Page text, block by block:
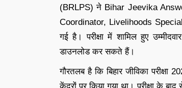
(BRLPS) ने Bihar Jeevika
Coordinator, Livelihoods
गई है। परीक्षा में शामिल हुए
डाउनलोड कर सकते हैं।
गौरतलब है कि बिहार जीविका
केंद्रों पर किया गया था। परीक्षा के